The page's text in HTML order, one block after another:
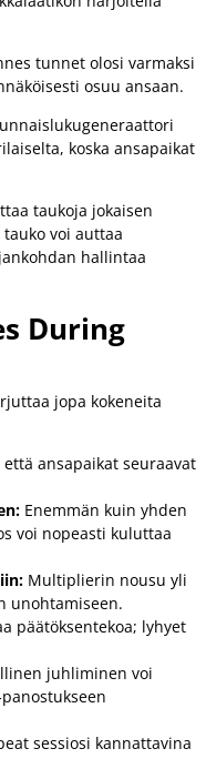
tunnet olosi varmaksi
osuu ansaan.
koska ansapaikat
taukoja jokaisen
voi auttaa
hallintaa
During
jopa kokeneita
ansapaikat seuraavat
Enemmän kuin yhden
voi nopeasti kuluttaa
Multiplierin nousu yli
unohtamiseen.
päätöksentekoa; lyhyet
juhliminen voi
sessiosi kannattavina